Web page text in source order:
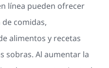
línea pueden ofrecer
comidas,
alimentos y recetas
sobras. Al aumentar la